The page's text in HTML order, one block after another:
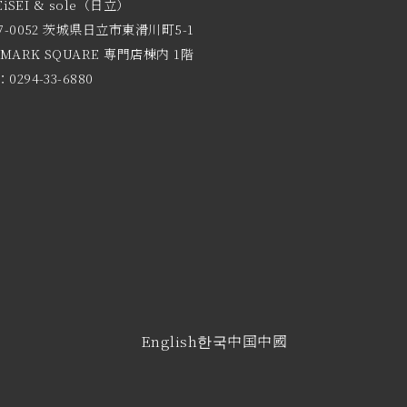
& sole（日立）
0052 茨城県日立市東滑川町5-1
SQUARE 専門店棟内 1階
0294-33-6880
English한국中国中國